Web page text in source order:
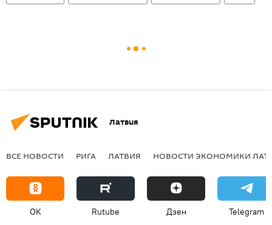
Латвия
ВСЕ НОВОСТИ РИГА ЛАТВИЯ НОВОСТИ ЭКОНОМИКИ
OK Rutube Дзен Telegram